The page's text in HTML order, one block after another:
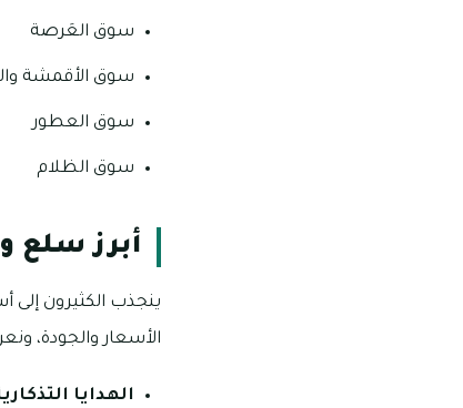
سوق العَرصة
سوق الأقمشة
سوق العطور
سوق الظلام
أبرز سلع
ينجذب الكثيرون إلى
الأسعار والجودة،
الهدايا